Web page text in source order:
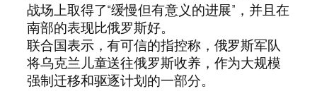
战场上取得了“缓慢但有意义的进展”，并且在
南部的表现比俄罗斯好。
联合国表示，有可信的指控称，俄罗斯军队
将乌克兰儿童送往俄罗斯收养，作为大规模
强制迁移和驱逐计划的一部分。